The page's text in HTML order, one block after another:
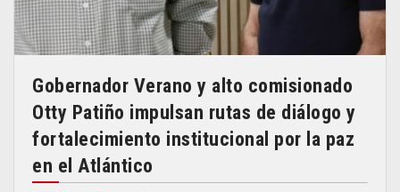
Gobernador Verano y alto comisionado
Otty Patiño impulsan rutas de diálogo y
fortalecimiento institucional por la paz
en el Atlántico